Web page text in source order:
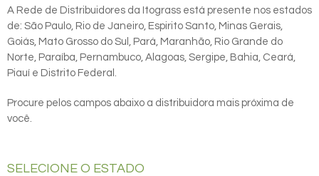
A Rede de Distribuidores da Itograss está presente nos estados
de: São Paulo, Rio de Janeiro, Espirito Santo, Minas Gerais,
Goiás, Mato Grosso do Sul, Pará, Maranhão, Rio Grande do
Norte, Paraíba, Pernambuco, Alagoas, Sergipe, Bahia, Ceará,
Piauí e Distrito Federal.
Procure pelos campos abaixo a distribuidora mais próxima de
você.
SELECIONE O ESTADO